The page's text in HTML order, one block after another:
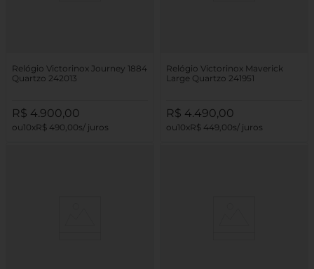
Relógio Victorinox Journey 1884
Quartzo 242013
R$ 4 900 00
10 R$ 490,00
Relógio Victorinox Maverick
Large Quartzo 241951
R$ 4 490 00
10 R$ 449,00